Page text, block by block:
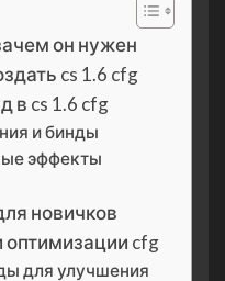
он нужен
cs 1.6 cfg
в cs 1.6 cfg
и бинды
эффекты
новичков
cfg
для улучшения